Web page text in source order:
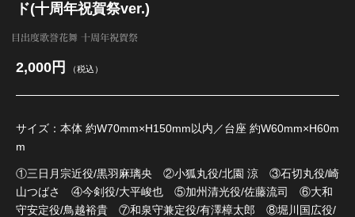
ド(十周年祝賀祭ver.)
目出度歌誉花舞 十周年祝賀祭
2,000円 （税込）
サイズ：本体 約W70mm×H150mm以内／台座 約W60mm×H60m
m
①三日月宗近役/黒羽麻璃央 ②小狐丸役/北園 涼 ③石切丸役/崎
山つばさ ④今剣役/大平峻也 ⑤加州清光役/佐藤流司 ⑥大和
守安定役/鳥越裕貴 ⑦和泉守兼定役/有澤樟太郎 ⑧堀川国広役/